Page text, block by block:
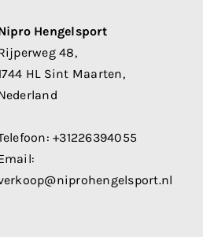
Hengelsport
48,
HL Sint Maarten,
+31226394055